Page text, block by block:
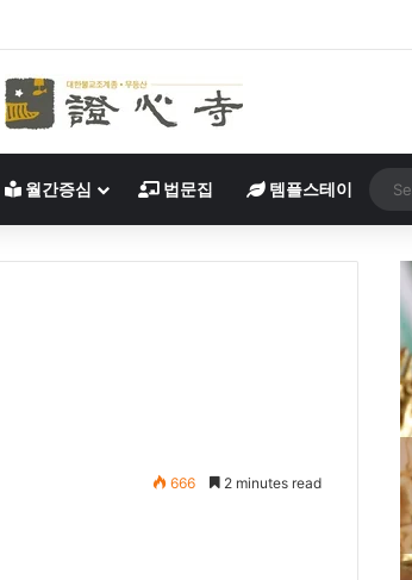
월간증심 법문집 템플스테이
666 2 minutes read